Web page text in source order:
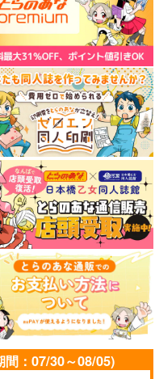
ん
間：07/30～08/05)